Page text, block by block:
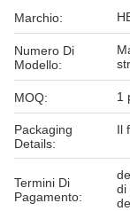
Marchio:
Numero Di
Modello:
MOQ: 1
Packaging
Details:
Il
Termini Di
Pagamento:
di